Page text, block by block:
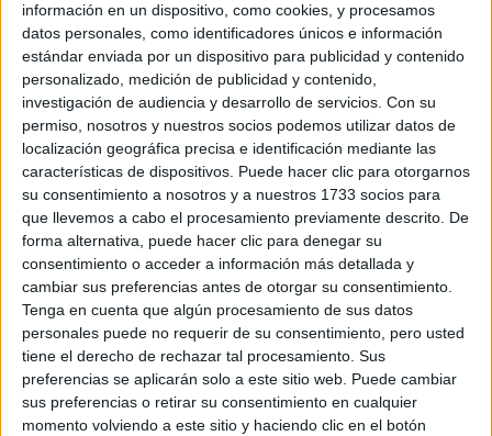
información en un dispositivo, como cookies, y procesamos
datos personales, como identificadores únicos e información
estándar enviada por un dispositivo para publicidad y contenido
personalizado, medición de publicidad y contenido,
investigación de audiencia y desarrollo de servicios. Con su
permiso, nosotros y nuestros socios podemos utilizar datos de
localización geográfica precisa e identificación mediante las
características de dispositivos. Puede hacer clic para otorgarnos
su consentimiento a nosotros y a nuestros 1733 socios para
que llevemos a cabo el procesamiento previamente descrito. De
forma alternativa, puede hacer clic para denegar su
consentimiento o acceder a información más detallada y
cambiar sus preferencias antes de otorgar su consentimiento.
Tenga en cuenta que algún procesamiento de sus datos
personales puede no requerir de su consentimiento, pero usted
tiene el derecho de rechazar tal procesamiento. Sus
preferencias se aplicarán solo a este sitio web. Puede cambiar
sus preferencias o retirar su consentimiento en cualquier
momento volviendo a este sitio y haciendo clic en el botón
5. Frecuencia de las convocatorias.Existen sectores de la
Administración que convocan oposiciones de forma regular, cada
uno o dos años. Pero hay otras que se convocan de forma más
puntual y aleatoria. Conocer la regularidad de esas convocatorias
es importante para planificar nuestra preparación.
6. ¿Y si no apruebas?Ten en cuenta que un porcentaje muy
alto de quienes se presentan a una oposición no logran su
objetivo. Hay que poner en valor los conocimientos adquiridos y
la disciplina que exige su preparación, que pueden convertirse en
factores positivos a la hora de optar a un puesto de trabajo en
una empresa privada.
7. ¿Qué motivaciones tienes para opositar?
Sin duda la
posibilidad de un trabajo estable y unos ingresos fijos es uno de
los principales acicates para emprender la aventura de opositar,
pero no ha de ser el único. Ser funcionario requiere de una
vocación de servicio, no olvidemos que hablamos de servidores
públicos.
Artículos recomendados